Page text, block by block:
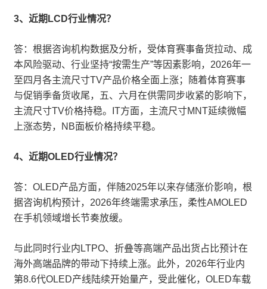
3、近期LCD行业情况？
答：根据咨询机构数据及分析，受体育赛事备货拉动、成
本风险驱动、行业坚持“按需生产”等因素影响，2026年一
至四月各主流尺寸TV产品价格全面上涨；随着体育赛事
与促销季备货收尾，五、六月在供需同步收紧的影响下，
主流尺寸TV价格持稳。IT方面，主流尺寸MNT延续微幅
上涨态势，NB面板价格持续平稳。
4、近期OLED行业情况？
答：OLED产品方面，伴随2025年以来存储涨价影响，根
据咨询机构预计，2026年终端需求承压，柔性AMOLED
在手机领域增长节奏放缓。
与此同时行业内LTPO、折叠等高端产品出货占比预计在
海外高端品牌的带动下持续上涨。此外，2026年行业内
第8.6代OLED产线陆续开始量产，受此催化，OLED车载